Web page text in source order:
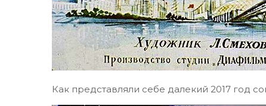
Как представляли себе далекий 2017 год